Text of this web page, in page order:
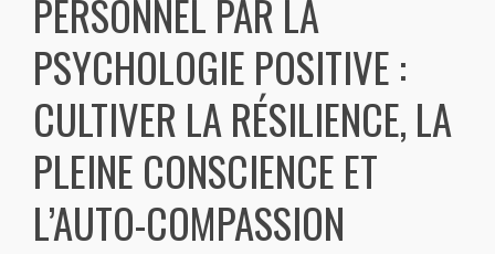
PERSONNEL PAR LA
PSYCHOLOGIE POSITIVE :
CULTIVER LA RÉSILIENCE, LA
PLEINE CONSCIENCE ET
L’AUTO-COMPASSION